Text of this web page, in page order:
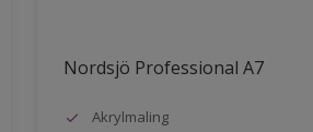
Nordsjö Professional A7
Akrylmaling